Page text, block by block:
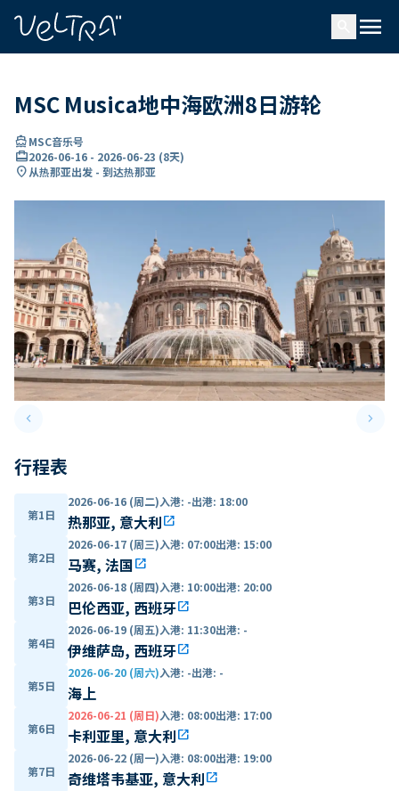
menu
MSC Musica地中海欧洲8日游轮
directions_boatMSC音乐号
card_travel2026-06-16 - 2026-06-23 (8天)
location_on从热那亚出发 - 到达热那亚
keyboard_arrow_leftPrevious slide keyboard_arrow_right
行程表
第1日
2026-06-16 (周二)入港: -出港: 18:00
热那亚, 意大利open_in_new
第2日
2026-06-17 (周三)入港: 07:00出港: 15:00
马赛, 法国open_in_new
第3日
2026-06-18 (周四)入港: 10:00出港: 20:00
巴伦西亚, 西班牙open_in_new
第4日
2026-06-19 (周五)入港: 11:30出港: -
伊维萨岛, 西班牙open_in_new
第5日
2026-06-20 (周六)入港: -出港: -
海上
第6日
2026-06-21 (周日)入港: 08:00出港: 17:00
卡利亚里, 意大利open_in_new
第7日
2026-06-22 (周一)入港: 08:00出港: 19:00
奇维塔韦基亚, 意大利open_in_new